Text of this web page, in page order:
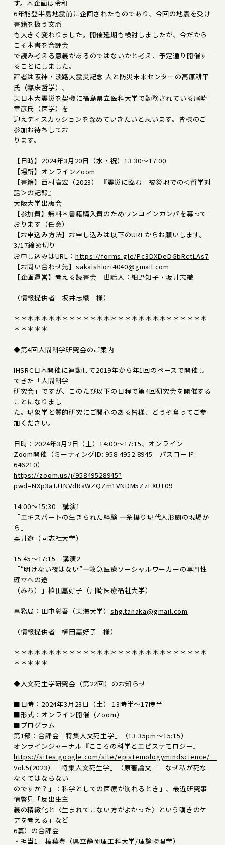
す。本企画は令和
6年能登半島地震前に企画されたものであり、今回の地震を受け
書籍を扱う文脈
も大きく変わりました。開催延期も検討しましたが、今だから
こそ本書を合評会
で読み考える意義があるのではないかと考え、予定通り開催す
ることにしました。
評者は阪神・淡路大震災記念 人と防災未来センターの高原耕平
氏（臨床哲学）、
東日本大震災を契機に福島県立医科大学で勤務されている尾崎
章彦氏（医学）を
迎えディスカッションを深めていきたいと思います。皆様のご
参加お待ちしてお
ります。
【日時】2024年3月20日（水・祝）13:30～17:00
【場所】オンラインZoom
【書籍】西村高宏（2023） 『震災に臨む 被災地での＜哲学対
話＞の記録』
大阪大学出版会
【参加費】無料＊書籍購入費のためワンコインカンパを募って
おります（任意）
【お申込み方法】お申し込みは以下のURLからお願いします。
3/17締め切り
お申し込みはURL： https://forms.gle/Pc3DXDeDGbRctLAs7
【お問い合わせ先】sakaishiori4040@gmail.com
【企画運営】考える読書会 世話人：細野知子・坂井志織
（情報提供者 坂井志織 様）
＊＊＊＊＊＊＊＊＊＊＊＊＊＊＊＊＊＊＊＊＊＊＊＊＊＊＊＊
＊＊＊＊＊
◆第4回人間科学研究会のご案内
IHSRC日本開催に連動して2019年から年1回のペースで開催し
てきた「人間科学
研究会」ですが、このたび以下の日程で第4回研究会を開催する
ことになりまし
た。現象学と質的研究にご関心のある皆様、どうぞ奮ってご参
加ください。
日時：2024年3月2日（土）14:00～17:15、オンライン
Zoom開催（ミーティングID: 958 4952 8945 パスコード:
646210）
https://zoom.us/j/95849528945?
pwd=NXp3aTJTNVdRaWZQZm1VNDM5ZzFXUT09
14:00～15:30 講演1
「エキスパートの生きられた経験 ―糸操り現代人形劇の現場か
ら」
奥井遼（同志社大学）
15:45～17:15 講演2
「“明けない夜はない”―救急医療ソーシャルワーカーの専門性
確立への途
（みち）」植田嘉好子（川崎医療福祉大学）
事務局：田中彰吾（東海大学）shg.tanaka@gmail.com
（情報提供者 植田嘉好子 様）
＊＊＊＊＊＊＊＊＊＊＊＊＊＊＊＊＊＊＊＊＊＊＊＊＊＊＊＊
＊＊＊＊＊
◆人文死生学研究会（第22回）のお知らせ
■日時：2024年3月23日（土） 13時半～17時半
■形式：オンライン開催（Zoom）
■プログラム
第1部：合評会「特集人文死生学」（13:35pm～15:15）
オンラインジャーナル『こころの科学とエピステモロジー』
https://sites.google.com/site/epistemologymindscience/
Vol.5(2023）「特集人文死生学」（原著論文「「なぜ私が死な
なくてはならない
のですか？」：科学としての医療が崩れるとき」、最近研究事
情瞥見「反出生主
義の精緻化と〈生まれてこない方がよかった〉という嘆きのケ
アを考える」など
6篇）の合評会
・担当1 榛葉豊（県立静岡理工科大学/理論物理学）